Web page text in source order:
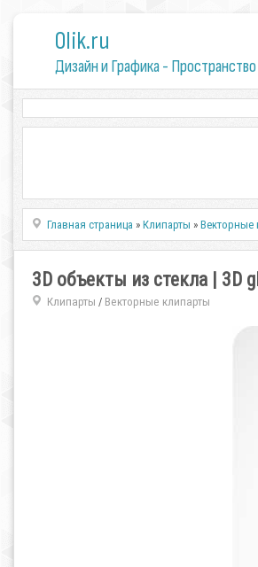
0lik.ru
Дизайн и Графика -
Главная страница »Клипарты »Векторные
3D объекты из стекла | 3D
Клипарты / Векторные клипарты